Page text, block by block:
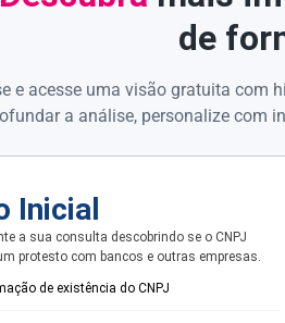
de
e acesse uma visão gratuita com
a análise, personalize com
Inicial
a sua consulta descobrindo se o CNPJ
protesto com bancos e outras empresas.
de existência do CNPJ